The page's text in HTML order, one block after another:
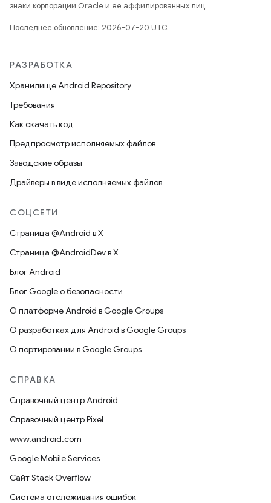
знаки корпорации Oracle и ее аффилированных лиц.
Последнее обновление: 2026-07-20 UTC.
РАЗРАБОТКА
Хранилище Android Repository
Требования
Как скачать код
Предпросмотр исполняемых файлов
Заводские образы
Драйверы в виде исполняемых файлов
СОЦСЕТИ
Страница @Android в X
Страница @AndroidDev в X
Блог Android
Блог Google о безопасности
О платформе Android в Google Groups
О разработках для Android в Google Groups
О портировании в Google Groups
СПРАВКА
Справочный центр Android
Справочный центр Pixel
www.android.com
Google Mobile Services
Сайт Stack Overflow
Система отслеживания ошибок